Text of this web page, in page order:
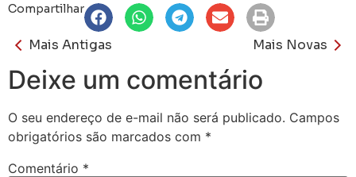
Compartilhar
Mais Antigas Mais Novas
Deixe um comentário
O seu endereço de e-mail não será publicado. Campos
obrigatórios são marcados com *
Comentário *